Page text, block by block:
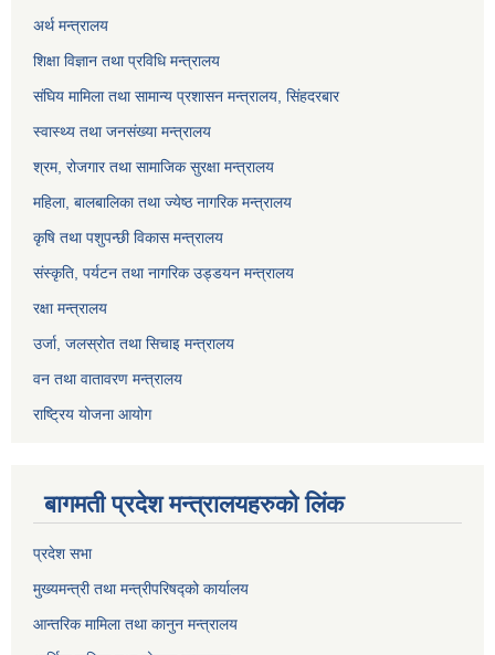
अर्थ मन्त्रालय
शिक्षा विज्ञान तथा प्रविधि मन्त्रालय
संघिय मामिला तथा सामान्य प्रशासन मन्त्रालय, सिंहदरबार
स्वास्थ्य तथा जनसंख्या मन्त्रालय
श्रम, रोजगार तथा सामाजिक सुरक्षा मन्त्रालय
महिला, बालबालिका तथा ज्येष्ठ नागरिक मन्त्रालय
कृषि तथा पशुपन्छी विकास मन्त्रालय
संस्कृति, पर्यटन तथा नागरिक उड्डयन मन्त्रालय
रक्षा मन्त्रालय
उर्जा, जलस्रोत तथा सिचाइ मन्त्रालय
वन तथा वातावरण मन्त्रालय
राष्ट्रिय योजना आयोग
बागमती प्रदेश मन्त्रालयहरुको लिंक
प्रदेश सभा
मुख्यमन्त्री तथा मन्त्रीपरिषद्को कार्यालय
आन्तरिक मामिला तथा कानुन मन्त्रालय